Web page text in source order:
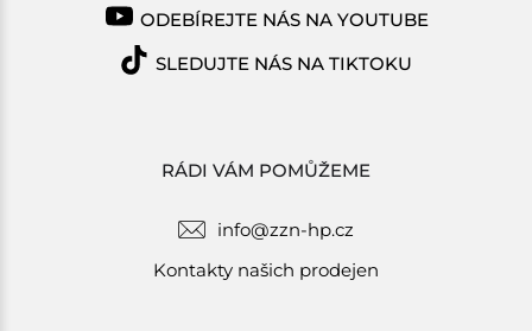
RÁDI VÁM POMŮŽEME
info@zzn-hp.cz
Kontakty našich prodejen
ODEBÍREJTE NÁS NA YOUTUBE
SLEDUJTE NÁS NA TIKTOKU